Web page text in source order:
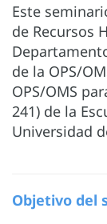
Este
de Recursos
de la OPS/
OPS/OMS
241) de la
Universidad
Objetivo del